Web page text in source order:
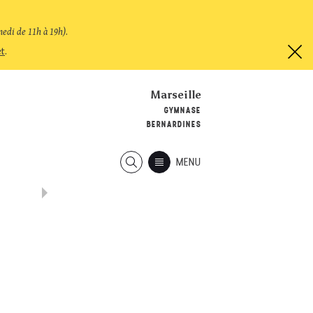
de 11h à 19h).
.
Marseille
GYMNASE
BERNARDINES
MENU